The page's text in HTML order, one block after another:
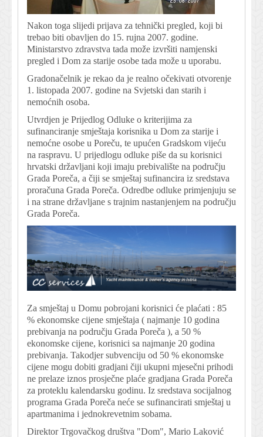
Nakon toga slijedi prijava za tehnički pregled, koji bi
trebao biti obavljen do 15. rujna 2007. godine.
Ministarstvo zdravstva tada može izvršiti namjenski
pregled i Dom za starije osobe tada može u uporabu.
Gradonačelnik je rekao da je realno očekivati otvorenje
1. listopada 2007. godine na Svjetski dan starih i
nemoćnih osoba.
Utvrdjen je Prijedlog Odluke o kriterijima za
sufinanciranje smještaja korisnika u Dom za starije i
nemoćne osobe u Poreču, te upućen Gradskom vijeću
na raspravu. U prijedlogu odluke piše da su korisnici
hrvatski državljani koji imaju prebivalište na području
Grada Poreča, a čiji se smještaj sufinancira iz sredstava
proračuna Grada Poreča. Odredbe odluke primjenjuju se
i na strane državljane s trajnim nastanjenjem na području
Grada Poreča.
Za smještaj u Domu pobrojani korisnici će plaćati : 85
% ekonomske cijene smještaja ( najmanje 10 godina
prebivanja na području Grada Poreča ), a 50 %
ekonomske cijene, korisnici sa najmanje 20 godina
prebivanja. Takodjer subvenciju od 50 % ekonomske
cijene mogu dobiti gradjani čiji ukupni mjesečni prihodi
ne prelaze iznos prosječne plaće gradjana Grada Poreča
za proteklu kalendarsku godinu. Iz sredstava socijalnog
programa Grada Poreča neće se sufinancirati smještaj u
apartmanima i jednokrevetnim sobama.
Direktor Trgovačkog društva "Dom", Mario Laković